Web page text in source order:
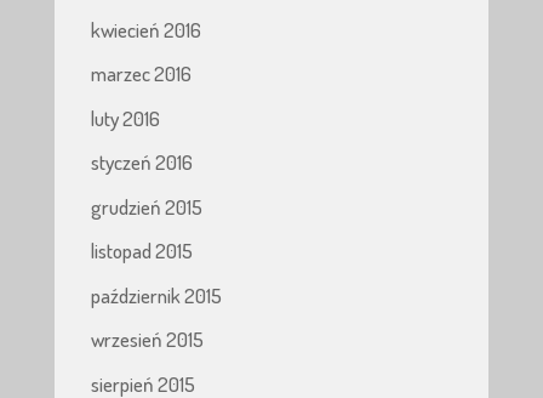
kwiecień 2016
marzec 2016
luty 2016
styczeń 2016
grudzień 2015
listopad 2015
październik 2015
wrzesień 2015
sierpień 2015